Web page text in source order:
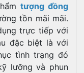
tượng đồng
tồn mãi mãi.
trực tiếp với
đặc biệt là với
tình trạng đó
lưỡng và phun